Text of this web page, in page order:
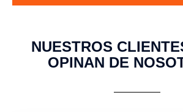
NUESTROS
OPINAN DE